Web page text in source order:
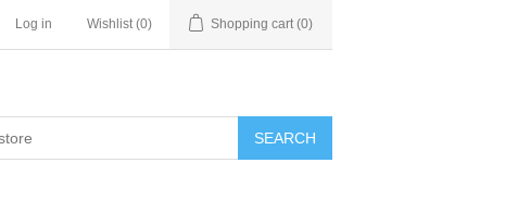
Log in Wishlist (0) Shopping cart (0)
SEARCH